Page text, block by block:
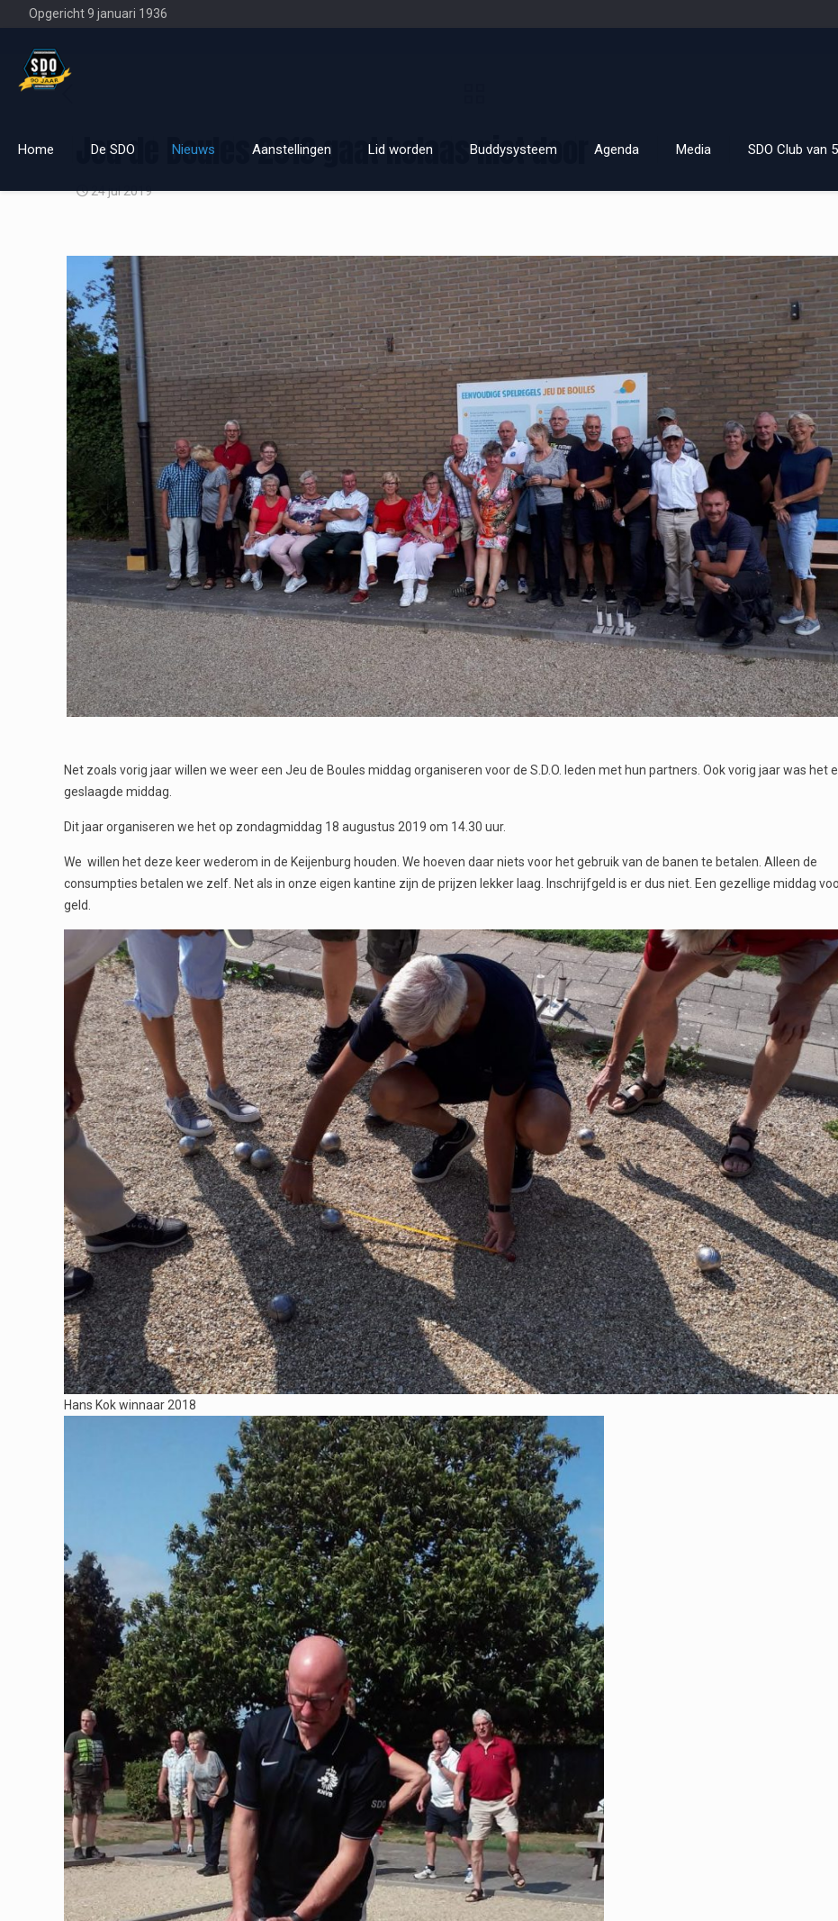
Opgericht 9 januari 1936
Home De SDO Nieuws Aanstellingen Lid worden Buddysysteem Agenda Media SDO Club van
Jeu de Boules 2019 gaat helaas niet door
24 jul 2019
Net zoals vorig jaar willen we weer een Jeu de Boules middag organiseren voor de S.D.O. leden met hun partners. Ook vorig jaar was het
geslaagde middag.
Dit jaar organiseren we het op zondagmiddag 18 augustus 2019 om 14.30 uur.
We willen het deze keer wederom in de Keijenburg houden. We hoeven daar niets voor het gebruik van de banen te betalen. Alleen de
consumpties betalen we zelf. Net als in onze eigen kantine zijn de prijzen lekker laag. Inschrijfgeld is er dus niet. Een gezellige middag
geld.
Hans Kok winnaar 2018